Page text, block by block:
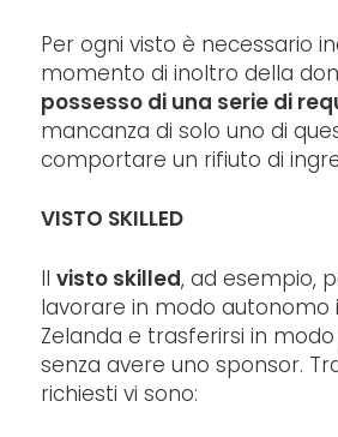
Per ogni visto è necessario
momento di inoltro della
possesso di una serie di
mancanza di solo uno di
comportare un rifiuto di
VISTO SKILLED
Il visto skilled, ad esempio,
lavorare in modo autonomo
Zelanda e trasferirsi in
senza avere uno sponsor.
richiesti vi sono: